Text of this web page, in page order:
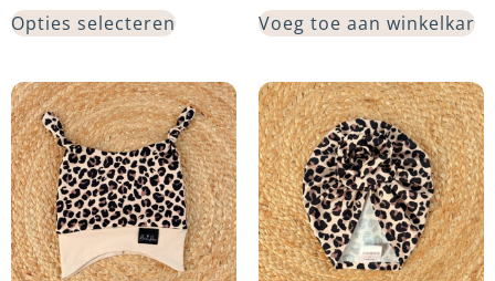
Opties selecteren Voeg toe aan winkelkar